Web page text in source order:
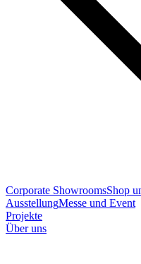
Corporate ShowroomsShop
AusstellungMesse und Event
Projekte
Über uns